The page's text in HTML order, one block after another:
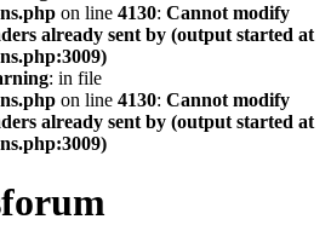
on line 4130: Cannot modify
already sent by (output started at
: in file
on line 4130: Cannot modify
already sent by (output started at